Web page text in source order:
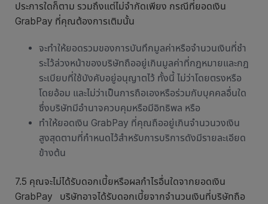
ประการใดก็ตาม รวมถึงแต่ไม่จำกัดเพียง กรณีที่ยอดเงิน
GrabPay ที่คุณต้องการเติมนั้น
จะทำให้ยอดรวมของการบันทึกมูลค่าหรือจํานวนเงินที่ชํา
ระไว้ล่วงหน้าของบริษัทถืออยู่เกินมูลค่าที่กฎหมายและกฎ
ระเบียบที่ใช้บังคับอยู่อนุญาตไว้ ทั้งนี้ ไม่ว่าโดยตรงหรือ
โดยอ้อม และไม่ว่าเป็นการถือเองหรือร่วมกับบุคคลอื่นใด
ซึ่งบริษัทมีอำนาจควบคุมหรือมีอิทธิพล หรือ
ทำให้ยอดเงิน GrabPay ที่คุณถืออยู่เกินจำนวนวงเงิน
สูงสุดตามที่กำหนดไว้สำหรับการบริการดังมีรายละเอียด
ข้างต้น
7.5 คุณจะไม่ได้รับดอกเบี้ยหรือผลกำไรอื่นใดจากยอดเงิน
GrabPay บริษัทอาจได้รับดอกเบี้ยจากจำนวนเงินที่บริษัทถือ